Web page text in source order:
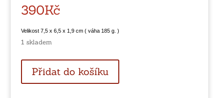
390Kč
Velikost 7,5 x 6,5 x 1,9 cm ( váha 185 g. )
1 skladem
pyritem
a
Přidat do košíku